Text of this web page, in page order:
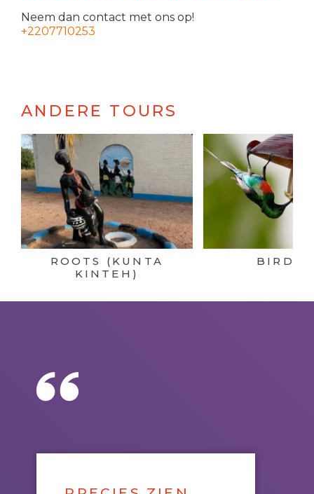
Neem dan contact met ons op!
+2207710253
ANDERE TOURS
ROOTS (KUNTA
KINTEH)